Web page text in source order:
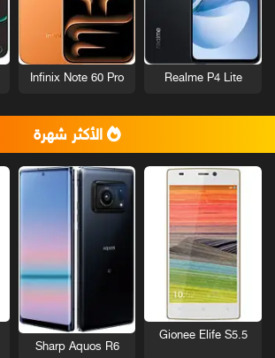
Realme P4 Lite
Infinix Note 60 Pro
الأكثر شهرة
Gionee Elife S5.5
Sharp Aquos R6